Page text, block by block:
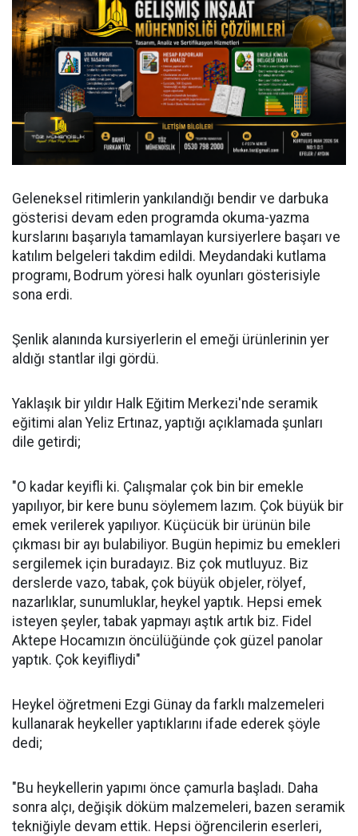
Geleneksel ritimlerin yankılandığı bendir ve darbuka
gösterisi devam eden programda okuma-yazma
kurslarını başarıyla tamamlayan kursiyerlere başarı ve
katılım belgeleri takdim edildi. Meydandaki kutlama
programı, Bodrum yöresi halk oyunları gösterisiyle
sona erdi.
Şenlik alanında kursiyerlerin el emeği ürünlerinin yer
aldığı stantlar ilgi gördü.
Yaklaşık bir yıldır Halk Eğitim Merkezi'nde seramik
eğitimi alan Yeliz Ertınaz, yaptığı açıklamada şunları
dile getirdi;
"O kadar keyifli ki. Çalışmalar çok bin bir emekle
yapılıyor, bir kere bunu söylemem lazım. Çok büyük bir
emek verilerek yapılıyor. Küçücük bir ürünün bile
çıkması bir ayı bulabiliyor. Bugün hepimiz bu emekleri
sergilemek için buradayız. Biz çok mutluyuz. Biz
derslerde vazo, tabak, çok büyük objeler, rölyef,
nazarlıklar, sunumluklar, heykel yaptık. Hepsi emek
isteyen şeyler, tabak yapmayı aştık artık biz. Fidel
Aktepe Hocamızın öncülüğünde çok güzel panolar
yaptık. Çok keyifliydi"
Heykel öğretmeni Ezgi Günay da farklı malzemeleri
kullanarak heykeller yaptıklarını ifade ederek şöyle
dedi;
"Bu heykellerin yapımı önce çamurla başladı. Daha
sonra alçı, değişik döküm malzemeleri, bazen seramik
tekniğiyle devam ettik. Hepsi öğrencilerin eserleri,